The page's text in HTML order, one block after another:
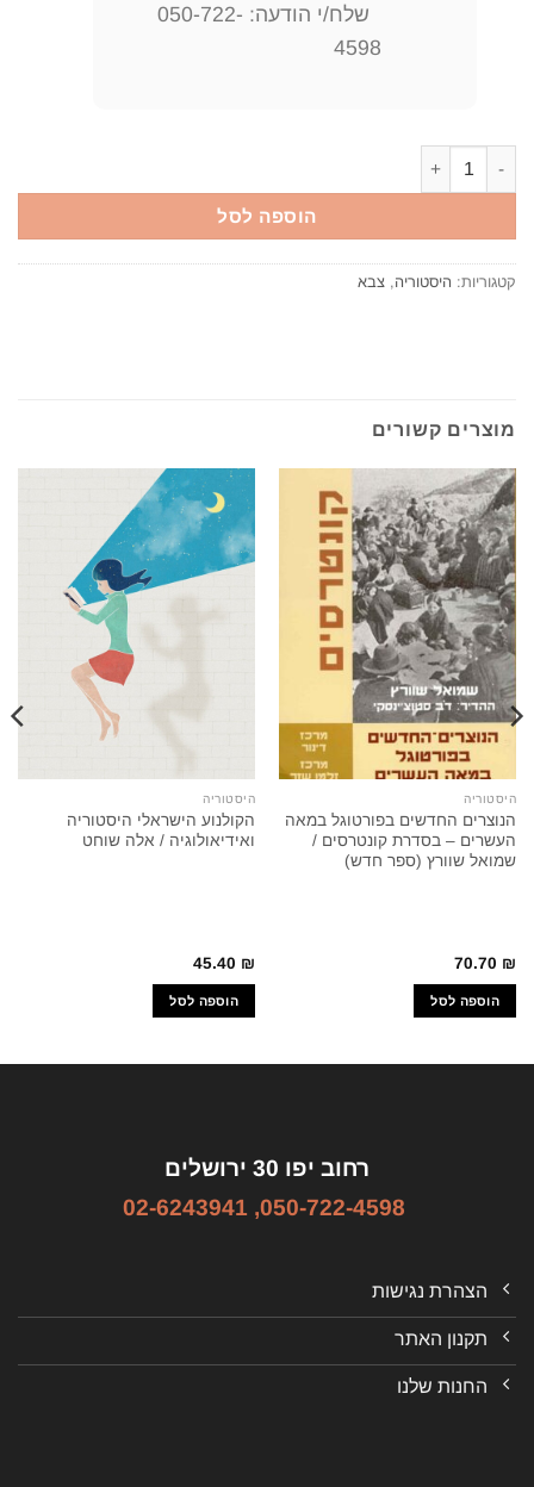
שלח/י הודעה: 050-722-
4598
הוספה לסל
קטגוריות: היסטוריה, צבא
מוצרים קשורים
היסטוריה
הנוצרים החדשים בפורטוגל במאה
העשרים – בסדרת קונטרסים /
שמואל שוורץ (ספר חדש)
70.70 ₪
הוספה לסל
היסטוריה
הקולנוע הישראלי היסטוריה
ואידיאולוגיה / אלה שוחט
45.40 ₪
הוספה לסל
רחוב יפו 30 ירושלים
050-722-4598
,
02-6243941
הצהרת נגישות
תקנון האתר
החנות שלנו